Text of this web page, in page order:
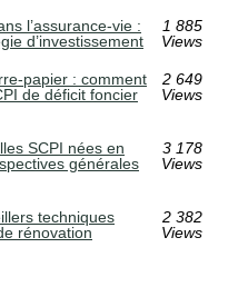
l’assurance-vie :
d’investissement
1 885
Views
papier : comment
de déficit foncier
2 649
Views
SCPI nées en
générales
3 178
Views
techniques
rénovation
2 382
Views